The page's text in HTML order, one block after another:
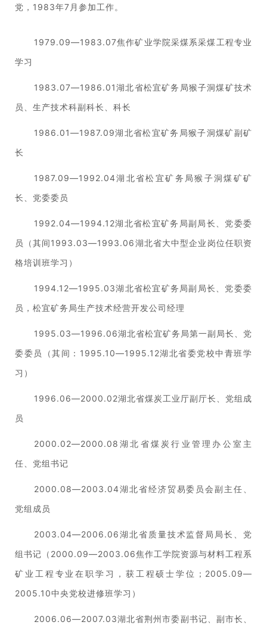
党，1983年7月参加工作。
1979.09—1983.07焦作矿业学院采煤系采煤工程专业
学习
1983.07—1986.01湖北省松宜矿务局猴子洞煤矿技术
员、生产技术科副科长、科长
1986.01—1987.09湖北省松宜矿务局猴子洞煤矿副矿
长
1987.09—1992.04湖北省松宜矿务局猴子洞煤矿矿
长、党委委员
1992.04—1994.12湖北省松宜矿务局副局长、党委委
员（其间1993.03—1993.06湖北省大中型企业岗位任职资
格培训班学习）
1994.12—1995.03湖北省松宜矿务局副局长、党委委
员，松宜矿务局生产技术经营开发公司经理
1995.03—1996.06湖北省松宜矿务局第一副局长、党
委委员（其间：1995.10—1995.12湖北省委党校中青班学
习）
1996.06—2000.02湖北省煤炭工业厅副厅长、党组成
员
2000.02—2000.08湖北省煤炭行业管理办公室主
任、党组书记
2000.08—2003.04湖北省经济贸易委员会副主任、
党组成员
2003.04—2006.06湖北省质量技术监督局局长、党
组书记（2000.09—2003.06焦作工学院资源与材料工程系
矿业工程专业在职学习，获工程硕士学位；2005.09—
2005.10中央党校进修班学习）
2006.06—2007.03湖北省荆州市委副书记、副市长、